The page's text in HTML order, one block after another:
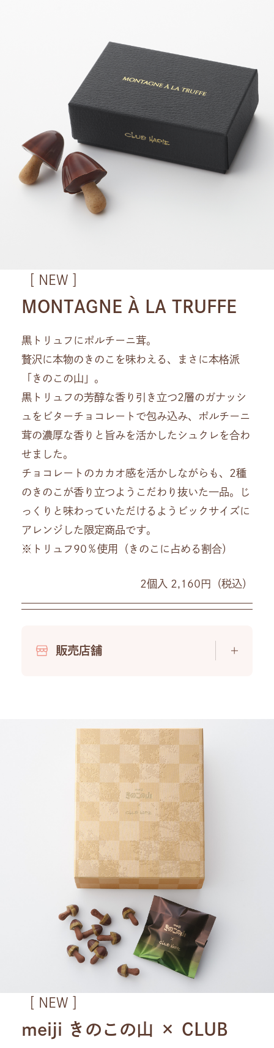
［ NEW ］
MONTAGNE À LA TRUFFE
黒トリュフにポルチーニ茸。
贅沢に本物のきのこを味わえる、まさに本格派
「きのこの山」。
黒トリュフの芳醇な香り引き立つ2層のガナッシ
ュをビターチョコレートで包み込み、ポルチーニ
茸の濃厚な香りと旨みを活かしたシュクレを合わ
せました。
チョコレートのカカオ感を活かしながらも、2種
のきのこが香り立つようこだわり抜いた一品。じ
っくりと味わっていただけるようビックサイズに
アレンジした限定商品です。
※トリュフ90％使用（きのこに占める割合）
2個入 2,160円（税込）
販売店舗
［ NEW ］
meiji きのこの山 × CLUB